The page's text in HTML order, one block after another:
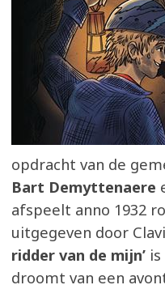
opdracht van de
Bart Demyttenaere
afspeelt anno 1932
uitgegeven door
ridder van de mijn’
droomt van een